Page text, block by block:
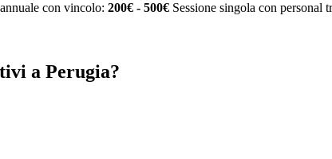
con vincolo: 200€ - 500€ Sessione singola con personal
a Perugia?